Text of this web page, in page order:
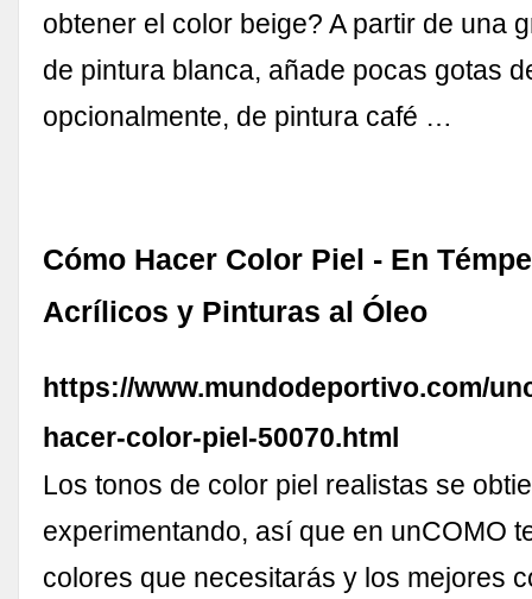
obtener el color beige? A partir de una
de pintura blanca, añade pocas gotas
opcionalmente, de pintura café …
Cómo Hacer Color Piel - En
Acrílicos y Pinturas al Óleo
https://www.mundodeportivo.com/
hacer-color-piel-50070.html
Los tonos de color piel realistas se
experimentando, así que en unCOMO
colores que necesitarás y los mejores